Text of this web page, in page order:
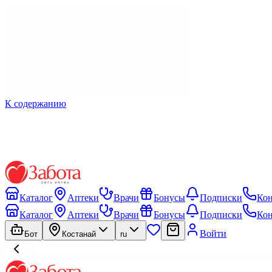
К содержанию
Каталог Аптеки Врачи Бонусы Подписки
Каталог
Аптеки Врачи Бонусы Подписки
Бот Костанай ru Войти